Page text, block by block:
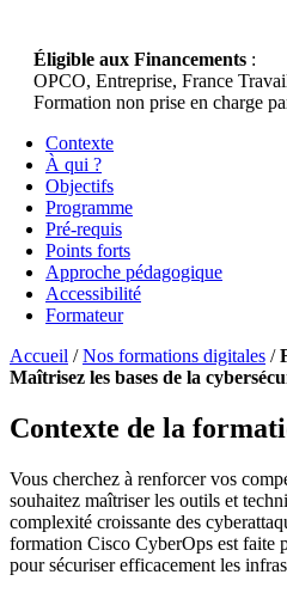
Éligible aux Financements :
OPCO, Entreprise, France
Formation non prise en charge
Contexte
À qui ?
Objectifs
Programme
Pré-requis
Points forts
Approche pédagogique
Accessibilité
Formateur
Accueil /Nos formations digitales /
Maîtrisez les bases de la
Contexte de la
Vous cherchez à renforcer vos
souhaitez maîtriser les outils et
complexité croissante des
formation Cisco CyberOps est faite
pour sécuriser efficacement les